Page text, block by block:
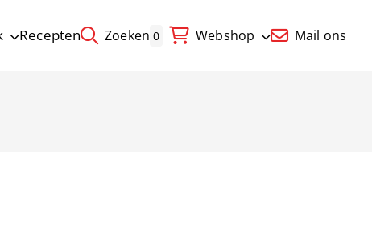
Recepten Zoeken 0 Webshop Mail ons